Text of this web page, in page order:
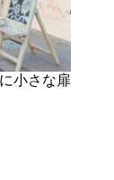
小さな扉